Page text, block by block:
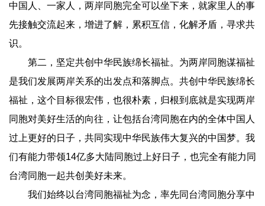
中国人、一家人，两岸同胞完全可以坐下来，就家里人的事
先接触交流起来，增进了解，累积互信，化解矛盾，寻求共
识。
第二，坚定共创中华民族绵长福祉。为两岸同胞谋福祉
是我们发展两岸关系的出发点和落脚点。共创中华民族绵长
福祉，这个目标很宏伟，也很朴素，归根到底就是实现两岸
同胞对美好生活的向往，让包括台湾同胞在内的全体中国人
过上更好的日子，共同实现中华民族伟大复兴的中国梦。我
们有能力带领14亿多大陆同胞过上好日子，也完全有能力同
台湾同胞一起共创美好未来。
我们始终以台湾同胞福祉为念，率先同台湾同胞分享中